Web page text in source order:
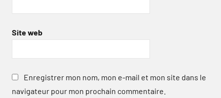
Site web
Enregistrer mon nom, mon e-mail et mon site dans le
navigateur pour mon prochain commentaire.